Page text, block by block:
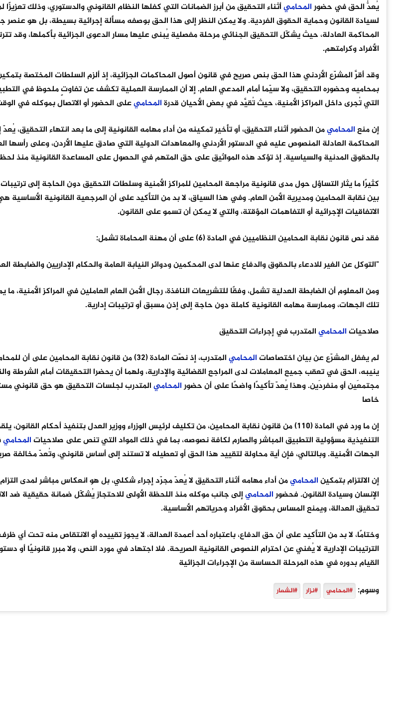
يُعدُّ الحق في حضورالمحاميأثناء التحقيق من أبرز الضمانات التي كفلها النظام القانوني والدستوري، وذلك تعزيزًا
لسيادة القانون وحماية الحقوق الفردية. ولا يمكن النظر إلى هذا الحق بوصفه مسألة إجرائية بسيطة، بل هو
المحاكمة العادلة، حيث يشكّل التحقيق الجنائي مرحلة مفصلية يُبنى عليها مسار الدعوى الجزائية بأكملها، وقد
الأفراد وكرامتهم.
وقد أقرَّ المشرّع الأردني هذا الحق بنص صريح في قانون أصول المحاكمات الجزائية، إذ ألزم السلطات المختصة
بمحاميه وحضوره التحقيق، ولا سيّما أمام المدعي العام. إلا أن الممارسة العملية تكشف عن تفاوتٍ ملحوظ في
التي تُجرى داخل المراكز الأمنية، حيث تُقيَّد في بعض الأحيان قدرةالمحاميعلى الحضور أو الاتصال بموكله في
إن منعالمحاميمن الحضور أثناء التحقيق، أو تأخير تمكينه من أداء مهامه القانونية إلى ما بعد انتهاء التحقيق، يُعدّ
المحاكمة العادلة المنصوص عليه في الدستور الأردني والمعاهدات الدولية التي صادق عليها الأردن، وعلى رأسها
بالحقوق المدنية والسياسية. إذ تؤكد هذه المواثيق على حق المتهم في الحصول على المساعدة القانونية منذ
كثيرًا ما يثار التساؤل حول مدى قانونية مراجعة المحامين للمراكز الأمنية وسلطات التحقيق دون الحاجة إلى
بين نقابة المحامين ومديرية الأمن العام. وفي هذا السياق، لا بد من التأكيد على أن المرجعية القانونية الأساسية
الاتفاقيات الإجرائية أو التفاهمات المؤقتة، والتي لا يمكن أن تسمو على القانون.
فقد نص قانون نقابة المحامين النظاميين في المادة (6) على أن مهنة المحاماة تشمل:
"التوكل عن الغير للادعاء بالحقوق والدفاع عنها لدى المحكمين ودوائر النيابة العامة والحكام الإداريين والضابطة
ومن المعلوم أن الضابطة العدلية تشمل، وفقًا للتشريعات النافذة، رجال الأمن العام العاملين في المراكز الأمنية، ما
تلك الجهات، وممارسة مهامه القانونية كاملة دون حاجة إلى إذن مسبق أو ترتيبات إدارية.
صلاحياتالمحاميالمتدرب في إجراءات التحقيق
لم يغفل المشرّع عن بيان اختصاصاتالمحامي
المتدرب، إذ نصّت المادة (32) من قانون نقابة المحامين
ينيبه، الحق في تعقب جميع المعاملات لدى المراجع القضائية والإدارية، ولهما أن يحضرا التحقيقات أمام الشرطة
مجتمعَين أو منفردَين. وهذا يُعدّ تأكيدًا واضحًا على أن حضورالمحاميالمتدرب لجلسات التحقيق هو حق قانوني
خاصا
إن ما ورد في المادة (110) من قانون نقابة المحامين، من تكليف لرئيس الوزراء ووزير العدل بتنفيذ أحكام
التنفيذية مسؤولية التطبيق المباشر والصارم لكافة نصوصه، بما في ذلك المواد التي تنص على صلاحياتالمحامي
الجهات الأمنية. وبالتالي، فإن أية محاولة لتقييد هذا الحق أو تعطيله لا تستند إلى أساس قانوني، وتُعدّ مخالفة
إن الالتزام بتمكينالمحاميمن أداء مهامه أثناء التحقيق لا يُعدّ مجرّد إجراء شكلي، بل هو انعكاس مباشر لمدى
الإنسان وسيادة القانون. فحضورالمحاميإلى جانب موكله منذ اللحظة الأولى للاحتجاز يُشكّل ضمانة حقيقية ضد
تحقيق العدالة، ويمنع المساس بحقوق الأفراد وحرياتهم الأساسية.
وختامًا، لا بد من التأكيد على أن حق الدفاع، باعتباره أحد أعمدة العدالة، لا يجوز تقييده أو الانتقاص منه تحت أي
الترتيبات الإدارية لا يُغني عن احترام النصوص القانونية الصريحة. فلا اجتهاد في مورد النص، ولا مبرر قانونيًا أو
القيام بدوره في هذه المرحلة الحساسة من الإجراءات الجزائية
وسوم: #المحامي #نزار #الشعار